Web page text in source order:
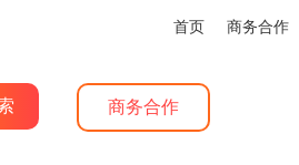
首页 商务合作
商务合作